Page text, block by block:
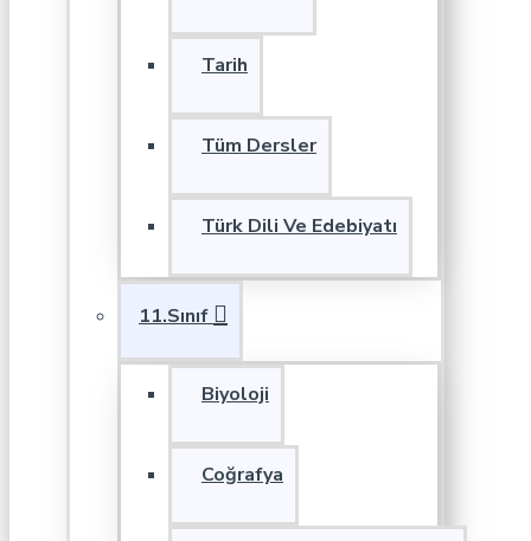
Tarih
Tüm Dersler
Türk Dili Ve Edebiyatı
11.Sınıf
Biyoloji
Coğrafya